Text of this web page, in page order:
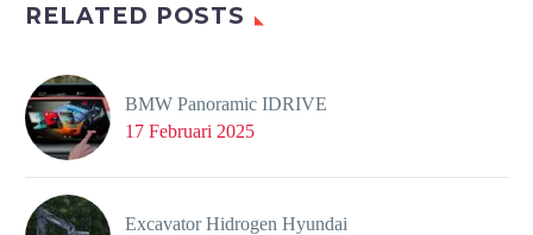
RELATED POSTS
BMW Panoramic IDRIVE
17 Februari 2025
Excavator Hidrogen Hyundai